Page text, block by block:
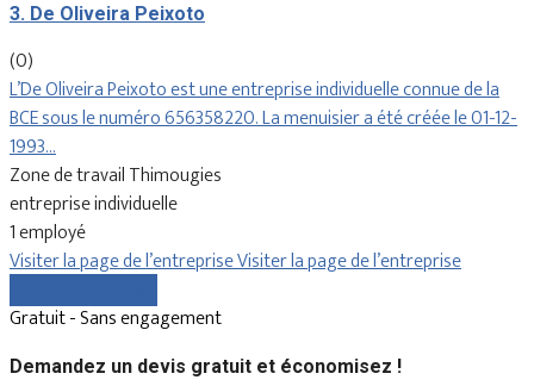
3. De Oliveira Peixoto
(0)
L’De Oliveira Peixoto est une entreprise individuelle connue de la
BCE sous le numéro 656358220. La menuisier a été créée le 01-12-
1993…
Zone de travail Thimougies
entreprise individuelle
1 employé
Visiter la page de l’entrepriseVisiter la page de l’entreprise
Gratuit - Sans engagement
Demandez un devis gratuit et économisez !